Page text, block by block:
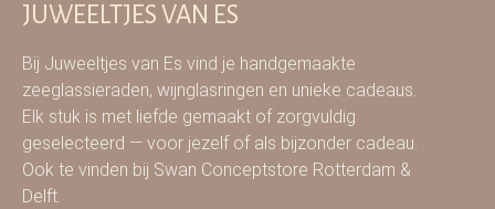
JUWEELTJES VAN ES
Bij Juweeltjes van Es vind je handgemaakte
zeeglassieraden, wijnglasringen en unieke cadeaus.
Elk stuk is met liefde gemaakt of zorgvuldig
geselecteerd — voor jezelf of als bijzonder cadeau.
Ook te vinden bij Swan Conceptstore Rotterdam &
Delft.